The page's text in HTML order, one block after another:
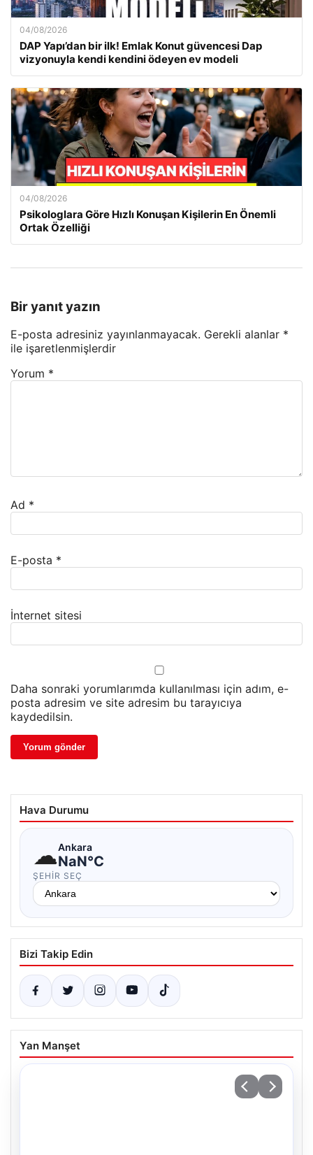
04/08/2026
DAP Yapı’dan bir ilk! Emlak Konut güvencesi Dap
vizyonuyla kendi kendini ödeyen ev modeli
04/08/2026
Psikologlara Göre Hızlı Konuşan Kişilerin En Önemli
Ortak Özelliği
Bir yanıt yazın
E-posta adresiniz yayınlanmayacak. Gerekli alanlar *
ile işaretlenmişlerdir
Yorum *
Ad *
E-posta *
İnternet sitesi
Daha sonraki yorumlarımda kullanılması için adım, e-
posta adresim ve site adresim bu tarayıcıya
kaydedilsin.
Hava Durumu
☁Ankara
NaN°C
ŞEHIR SEÇ
Bizi Takip Edin
Yan Manşet